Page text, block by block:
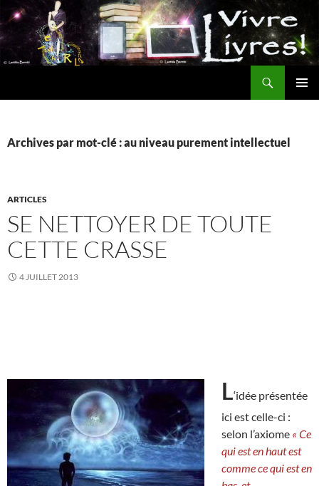
Aller
au
contenu
Archives par mot-clé : au niveau purement intellectuel
ARTICLES
SE NETTOYER DE TOUTE
CETTE CRASSE
4 JUILLET 2013
L‘idée présentée
ici est celle-ci :
selon l’axiome « Ce
qui est en haut est
comme ce qui est en